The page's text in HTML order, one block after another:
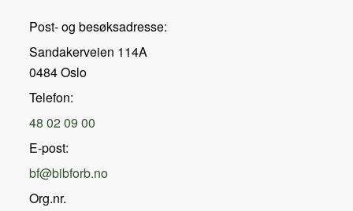
Post- og besøksadresse:
Sandakerveien 114A
0484 Oslo
Telefon:
48 02 09 00
E-post:
bf@bibforb.no
Org.nr.